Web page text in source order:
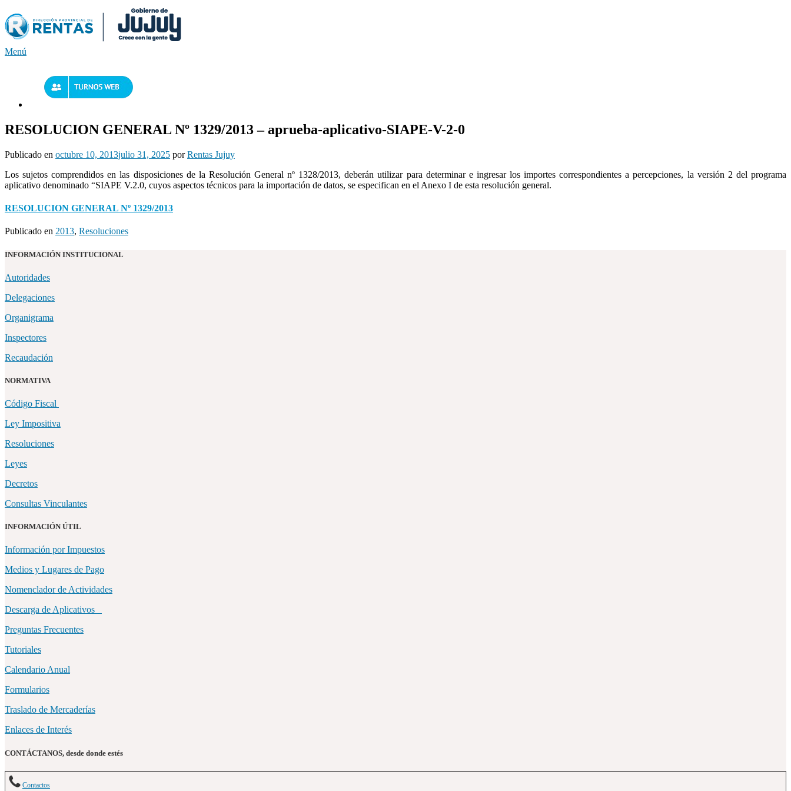
al
contenido
Menú
RESOLUCION GENERAL Nº 1329/2013 – aprueba-aplicativo-SIAPE-V-2-0
Publicado en octubre 10, 2013julio 31, 2025 porRentas Jujuy
Los sujetos comprendidos en las disposiciones de la Resolución General nº 1328/2013, deberán utilizar para determinar e ingresar los importes correspondientes a percepciones, la versión 2 del programa
aplicativo denominado “SIAPE V.2.0, cuyos aspectos técnicos para la importación de datos, se especifican en el Anexo I de esta resolución general.
RESOLUCION GENERAL Nº 1329/2013
Publicado en 2013, Resoluciones
INFORMACIÓN INSTITUCIONAL
Autoridades
Delegaciones
Organigrama
Inspectores
Recaudación
NORMATIVA
Código Fiscal
Ley Impositiva
Resoluciones
Leyes
Decretos
Consultas Vinculantes
INFORMACIÓN ÚTIL
Información por Impuestos
Medios y Lugares de Pago
Nomenclador de Actividades
Descarga de Aplicativos
Preguntas Frecuentes
Tutoriales
Calendario Anual
Formularios
Traslado de Mercaderías
Enlaces de Interés
CONTÁCTANOS, desde donde estés
Contactos